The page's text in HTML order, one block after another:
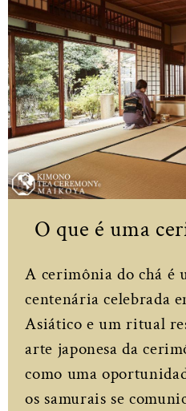
O que é uma
A cerimônia do chá é
centenária celebrada
Asiático e um ritual
arte japonesa da
como uma
os samurais se